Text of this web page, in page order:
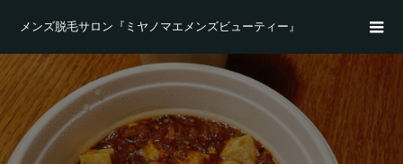
メンズ脱毛サロン『ミヤノマエメンズビューティー』